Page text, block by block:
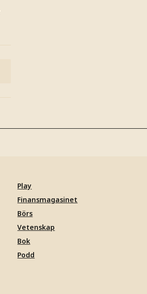
Play
Finansmagasinet
Börs
Vetenskap
Bok
Podd